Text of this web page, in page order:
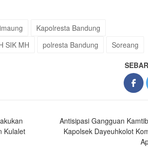
Kapolresta Bandung
SIK MH
polresta Bandung Soreang
Kulalet
Antisipasi Gangguan
Kapolsek Dayeuhkolot